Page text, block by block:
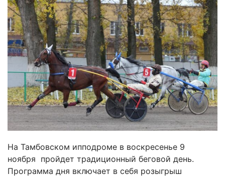
На Тамбовском ипподроме в воскресенье 9
ноября пройдет традиционный беговой день.
Программа дня включает в себя розыгрыш